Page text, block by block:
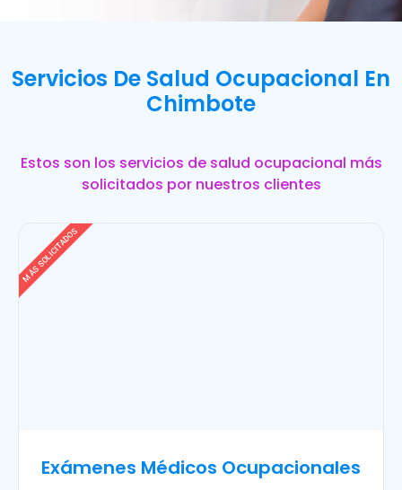
Servicios De Salud Ocupacional En
Chimbote
Estos son los servicios de salud ocupacional más
solicitados por nuestros clientes
Exámenes Médicos Ocupacionales
MÁS SOLICITADOS